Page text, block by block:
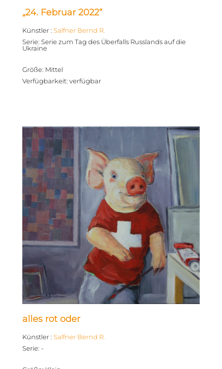
„24. Februar 2022“
Künstler: Salfner Bernd R.
Serie: Serie zum Tag des Überfalls Russlands auf die
Ukraine
Größe: Mittel
Verfügbarkeit: verfügbar
alles rot oder
Künstler: Salfner Bernd R.
Serie: -